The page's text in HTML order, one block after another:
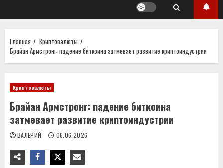
Главная
Криптовалюты
Брайан Армстронг: падение биткоина затмевает развитие криптоиндустрии
Криптовалюты
Брайан Армстронг: падение биткоина
затмевает развитие криптоиндустрии
ВАЛЕРИЙ 06.06.2026